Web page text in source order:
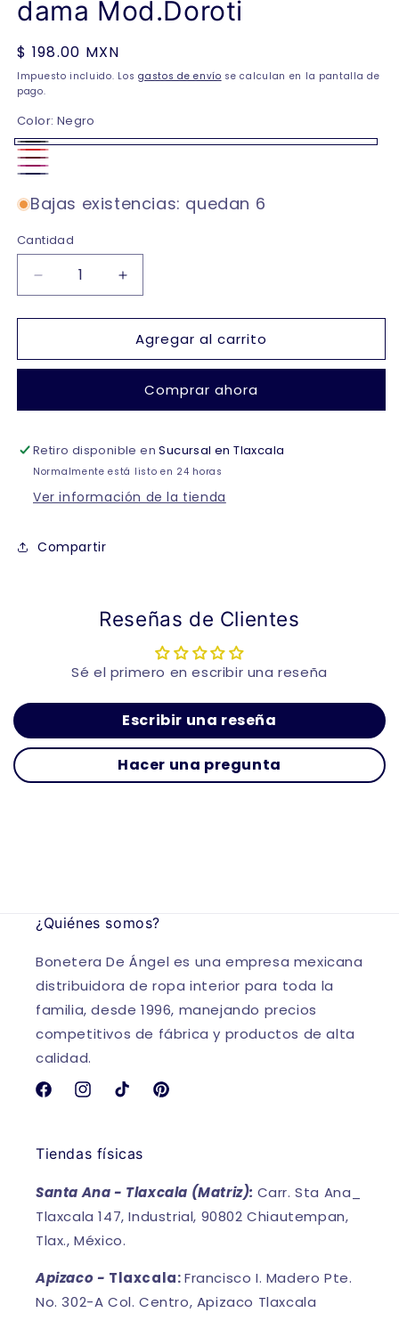
dama Mod.Doroti
Precio
habitual
$ 198.00 MXN
Impuesto incluido. Losgastos de envío se calculan en la pantalla de
pago.
Color: Negro
Negro
Rojo
Vino
Rosa
Bajas existencias: quedan 6
Cantidad
Reducir
cantidad
para
doll
dama
Aumentar
cantidad
para
Baby
doll
unitalla
dama
Agregar al carrito
Comprar ahora
Retiro disponible enSucursal en Tlaxcala
Normalmente está listo en 24 horas
Ver información de la tienda
Compartir
Reseñas de Clientes
Sé el primero en escribir una reseña
Escribir una reseña
Hacer una pregunta
¿Quiénes somos?
Bonetera De Ángel es una empresa mexicana
distribuidora de ropa interior para toda la
familia, desde 1996, manejando precios
competitivos de fábrica y productos de alta
calidad.
FacebookInstagramTikTokPinterest
Tiendas físicas
Santa Ana - Tlaxcala (Matriz): Carr. Sta Ana_
Tlaxcala 147, Industrial, 90802 Chiautempan,
Tlax., México.
Apizaco - Tlaxcala:Francisco I. Madero Pte.
No. 302-A Col. Centro, Apizaco Tlaxcala